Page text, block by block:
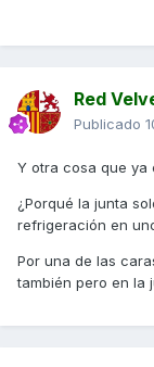
Red
Publicado
Y otra cosa que ya
¿Porqué la junta
refrigeración en
Por una de las
también pero en la